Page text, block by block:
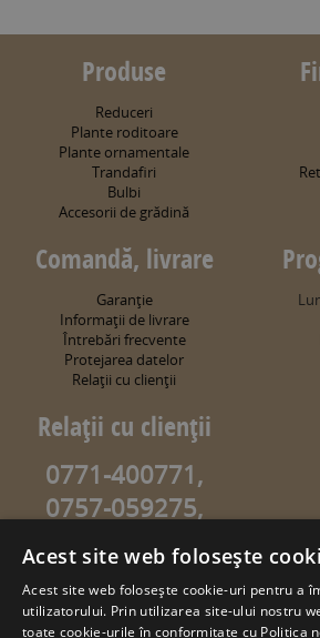
Produse
Reduceri
Plante roditoare
Plante ornamentale
Trandafiri
Bulbi
Accesorii de grădină
Comandă, livrare
Garanţie
Informaţii de livrare
Întrebări frecvente
Protejarea datelor
Relaţii cu clienţii
Relaţii cu clienţii
0771-400771,
0757-059275,
0757-059274
info@sweetgarden.ro
© copyright 2026. sweetgarden.ro
Acest site web folosește
Acest site web folosește cookie-uri pentru a
utilizatorului. Prin utilizarea site-ului nostru
toate cookie-urile în conformitate cu Politica